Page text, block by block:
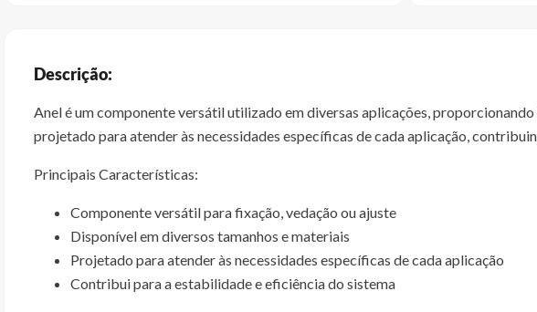
Descrição:
Anel é um componente versátil utilizado em diversas aplicações,
projetado para atender às necessidades específicas de cada aplicação,
Principais Características:
Componente versátil para fixação, vedação ou ajuste
Disponível em diversos tamanhos e materiais
Projetado para atender às necessidades específicas de cada aplicação
Contribui para a estabilidade e eficiência do sistema